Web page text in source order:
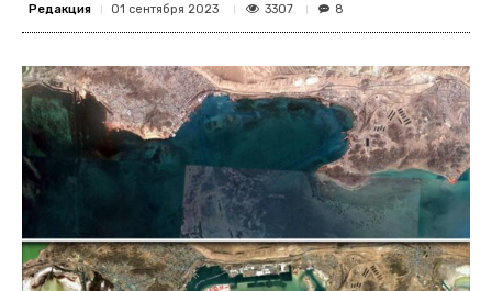
Редакция 01 сентября 2023 3307 8